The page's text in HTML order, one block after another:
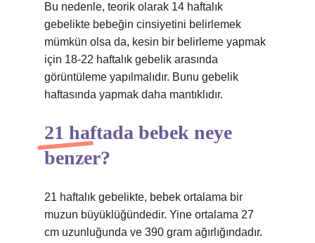
Bu nedenle, teorik olarak 14 haftalık
gebelikte bebeğin cinsiyetini belirlemek
mümkün olsa da, kesin bir belirleme yapmak
için 18-22 haftalık gebelik arasında
görüntüleme yapılmalıdır. Bunu gebelik
haftasında yapmak daha mantıklıdır.
21 haftada bebek neye
benzer?
21 haftalık gebelikte, bebek ortalama bir
muzun büyüklüğündedir. Yine ortalama 27
cm uzunluğunda ve 390 gram ağırlığındadır.